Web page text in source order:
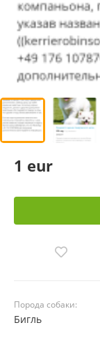
1 eur
Порода собаки:
Бигль